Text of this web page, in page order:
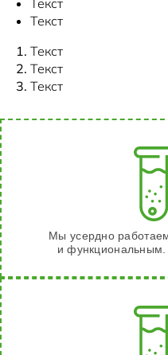
Текст
Текст
Текст
Текст
Текст
Мы усердно
и функциональным.